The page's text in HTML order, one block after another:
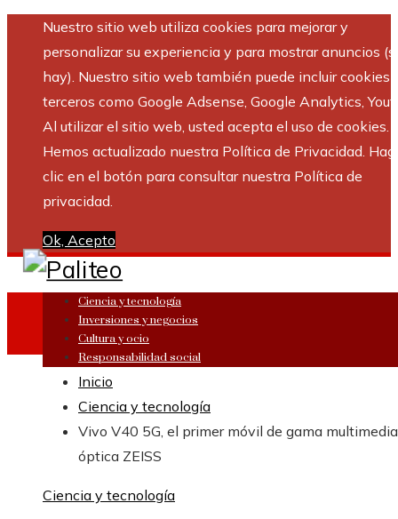
Nuestro sitio web utiliza cookies para mejorar y
personalizar su experiencia y para mostrar anuncios
hay). Nuestro sitio web también puede incluir cookies
terceros como Google Adsense, Google Analytics,
Al utilizar el sitio web, usted acepta el uso de cookies.
Hemos actualizado nuestra Política de Privacidad.
clic en el botón para consultar nuestra Política de
privacidad.
Ok, Acepto
Ciencia y tecnología
Inversiones y negocios
Cultura y ocio
Responsabilidad social
Inicio
Ciencia y tecnología
Vivo V40 5G, el primer móvil de gama
óptica ZEISS
Ciencia y tecnología